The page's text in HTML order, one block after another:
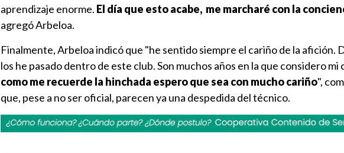
aprendizaje enorme. El día que esto acabe, me marcharé con la
agregó Arbeloa.
Finalmente, Arbeloa indicó que "he sentido siempre el cariño de la afición.
los he pasado dentro de este club. Son muchos años en la que considero mi
como me recuerde la hinchada espero que sea con mucho cariño",
que, pese a no ser oficial, parecen ya una despedida del técnico.